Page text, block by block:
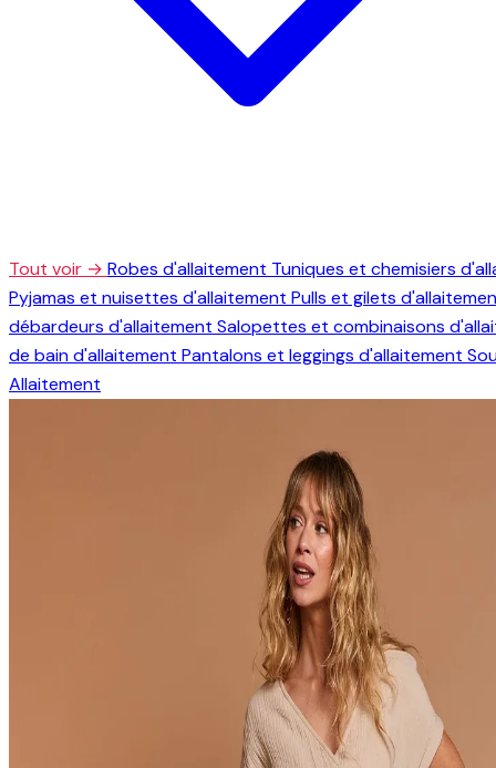
Tout voir → Robes d'allaitement Tuniques et chemisiers
Pyjamas et nuisettes d'allaitement Pulls et gilets
débardeurs d'allaitement Salopettes et combinaisons
de bain d'allaitement Pantalons et leggings d'allaitement
Allaitement